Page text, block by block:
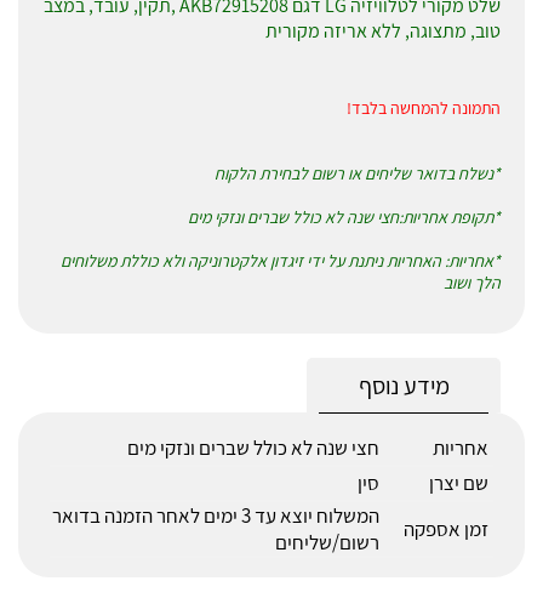
שלט מקורי לטלוויזיה LG דגם AKB72915208
,תקין, עובד, במצב
טוב, מתצוגה, ללא אריזה מקורית
התמונה להמחשה בלבד!
*נשלח בדואר שליחים או רשום לבחירת הלקוח
*תקופת אחריות:חצי שנה לא כולל שברים ונזקי מים
*אחריות: האחריות ניתנת על ידי זיגדון אלקטרוניקה ולא כוללת משלוחים
הלך ושוב
מידע נוסף
אחריות
חצי שנה לא כולל שברים ונזקי מים
שם יצרן
סין
זמן אספקה
המשלוח יוצא עד 3 ימים לאחר הזמנה בדואר
רשום/שליחים